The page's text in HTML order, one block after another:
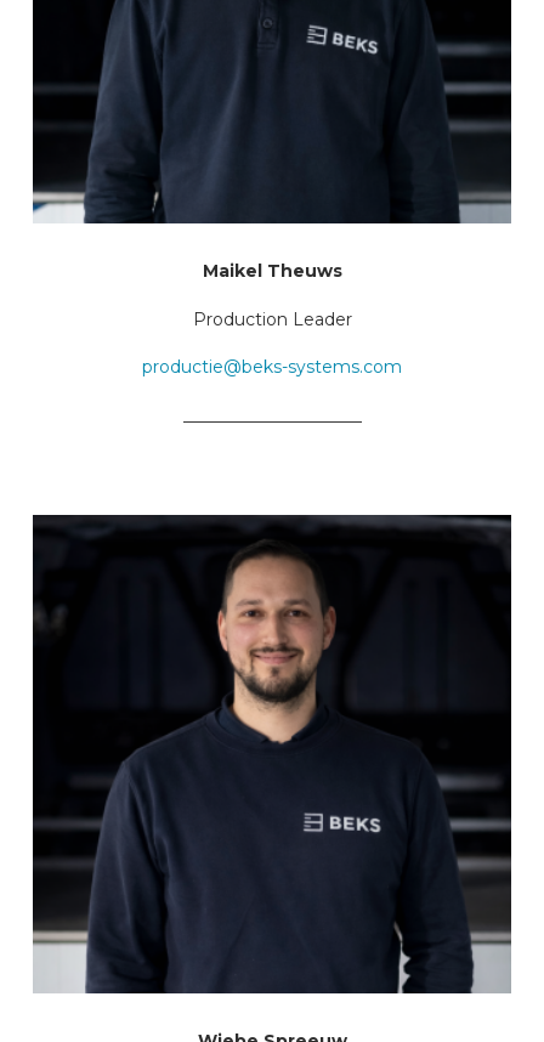
Maikel Theuws
Production Leader
productie@beks-systems.com